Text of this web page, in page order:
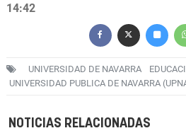
14:42
UNIVERSIDAD DE NAVARRA
UNIVERSIDAD PUBLICA DE NAVARRA
NOTICIAS RELACIONADAS